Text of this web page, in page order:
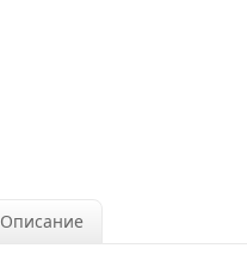
Описание